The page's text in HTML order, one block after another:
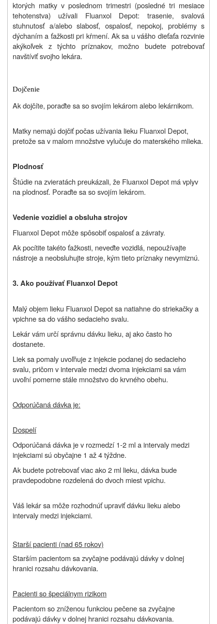
ktorých matky v poslednom trimestri (posledné tri mesiace
tehotenstva) užívali Fluanxol Depot: trasenie, svalová
stuhnutosť a/alebo slabosť, ospalosť, nepokoj, problémy s
dýchaním a ťažkosti pri kŕmení. Ak sa u vášho dieťaťa rozvinie
akýkoľvek z týchto príznakov, možno budete potrebovať
navštíviť svojho lekára.
Dojčenie
Ak dojčíte, poraďte sa so svojím lekárom alebo lekárnikom.
Matky nemajú dojčiť počas užívania lieku Fluanxol Depot,
pretože sa v malom množstve vylučuje do materského mlieka.
Plodnosť
Štúdie na zvieratách preukázali, že Fluanxol Depot má vplyv
na plodnosť. Poraďte sa so svojím lekárom.
Vedenie vozidiel a obsluha strojov
Fluanxol Depot môže spôsobiť ospalosť a závraty.
Ak pocítite takéto ťažkosti, neveďte vozidlá, nepoužívajte
nástroje a neobsluhujte stroje, kým tieto príznaky nevymiznú.
3. Ako používať Fluanxol Depot
Malý objem lieku Fluanxol Depot sa natiahne do striekačky a
vpichne sa do vášho sedacieho svalu.
Lekár vám určí správnu dávku lieku, aj ako často ho
dostanete.
Liek sa pomaly uvoľňuje z injekcie podanej do sedacieho
svalu, pričom v intervale medzi dvoma injekciami sa vám
uvoľní pomerne stále množstvo do krvného obehu.
Odporúčaná dávka je:
Dospelí
Odporúčaná dávka je v rozmedzí 1-2 ml a intervaly medzi
injekciami sú obyčajne 1 až 4 týždne.
Ak budete potrebovať viac ako 2 ml lieku, dávka bude
pravdepodobne rozdelená do dvoch miest vpichu.
Váš lekár sa môže rozhodnúť upraviť dávku lieku alebo
intervaly medzi injekciami.
Starší pacienti (nad 65 rokov)
Starším pacientom sa zvyčajne podávajú dávky v dolnej
hranici rozsahu dávkovania.
Pacienti so špeciálnym rizikom
Pacientom so zníženou funkciou pečene sa zvyčajne
podávajú dávky v dolnej hranici rozsahu dávkovania.